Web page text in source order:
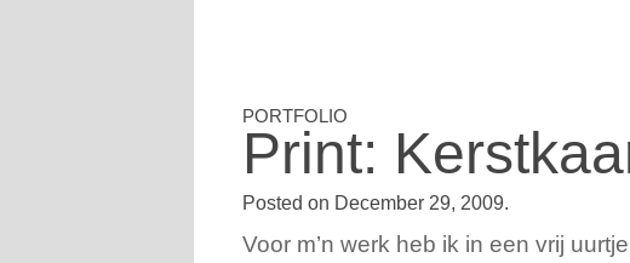
Print:
Posted on December 29, 2009.
Voor m’n werk heb ik in een vrij